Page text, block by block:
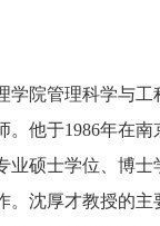
学院管理科学与
他于1986年在
硕士学位、博
沈厚才教授的主